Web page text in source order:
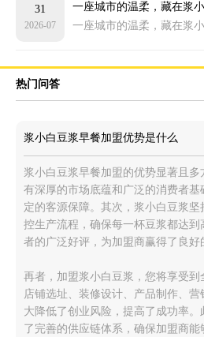
31
2026-07
一座城市的温柔，藏在浆
一座城市的温柔，藏在浆
热门问答
浆小白豆浆早餐加盟优势是什么
浆小白豆浆早餐加盟的优势显著且
有深厚的市场底蕴和广泛的消费者
定的客源保障。其次，浆小白豆浆
控生产流程，确保每一杯豆浆都达
者的广泛好评，为加盟商赢得了良好
再者，加盟浆小白豆浆，您将享受
店铺选址、装修设计、产品制作、
大降低了创业风险，提高了成功率
了完善的供应链体系，确保加盟商